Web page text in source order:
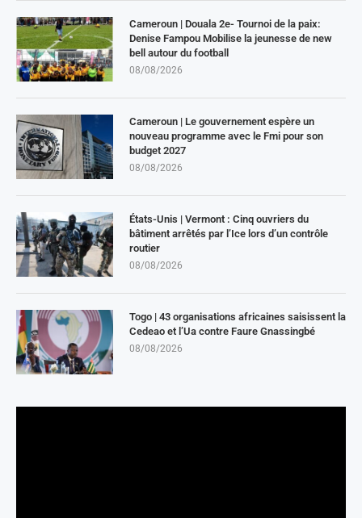
Cameroun | Douala 2e- Tournoi de la paix:
Denise Fampou Mobilise la jeunesse de new
bell autour du football
08/08/2026
Cameroun | Le gouvernement espère un
nouveau programme avec le Fmi pour son
budget 2027
08/08/2026
États-Unis | Vermont : Cinq ouvriers du
bâtiment arrêtés par l’Ice lors d’un contrôle
routier
08/08/2026
Togo | 43 organisations africaines saisissent la
Cedeao et l’Ua contre Faure Gnassingbé
08/08/2026